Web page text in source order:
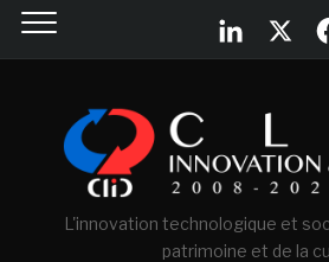
L'innovation technologique et
patrimoine et de la